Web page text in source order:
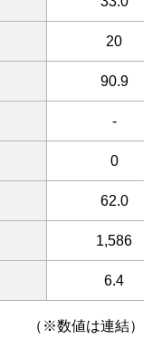
20
90.9
-
0
62.0
1,586
6.4
（※数値は連結）